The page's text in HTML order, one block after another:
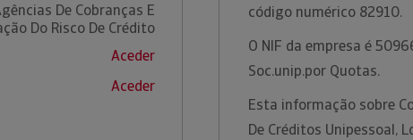
De Cobranças E
Do Risco De Crédito
Aceder
Aceder
código numérico 82910.
O NIF da empresa é
Soc.unip.por Quotas.
Esta informação sobre
De Créditos Unipessoal,